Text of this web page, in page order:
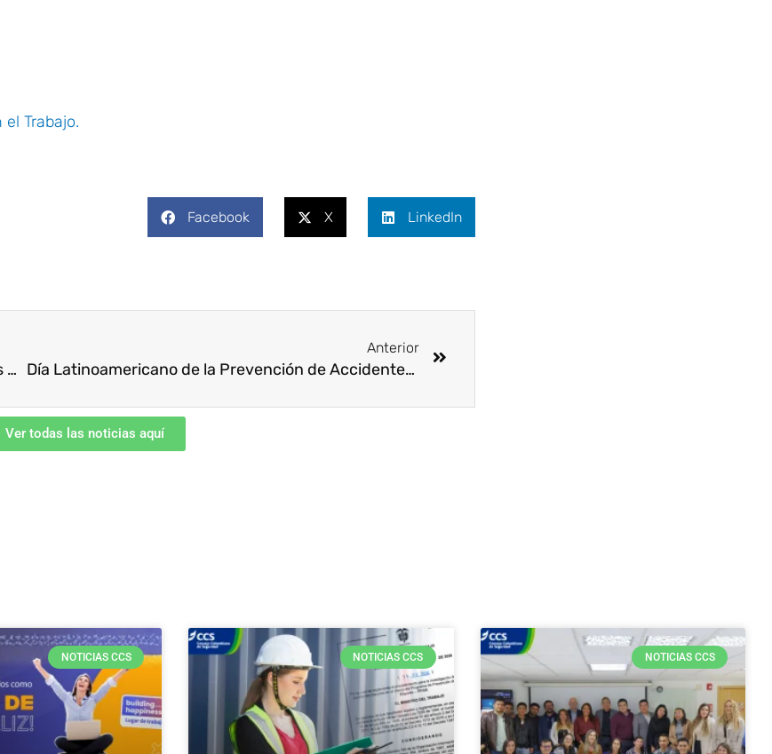
Trabajo.
Facebook X LinkedIn
Trabajo en las plataformas: ¿Cuáles son los riesgos para la salud y la seguridad en el trabajo y cómo abordarlos?
Anterior
Día Latinoamericano de la Prevención de Accidentes de Alaseht
Ver todas las noticias aquí
NOTICIAS CCS NOTICIAS CCS NOTICIAS CCS